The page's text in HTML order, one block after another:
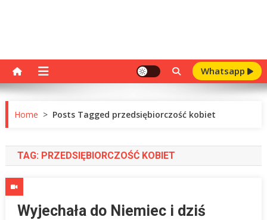
Whatsapp
Home > Posts Tagged przedsiębiorczość kobiet
TAG: PRZEDSIĘBIORCZOŚĆ KOBIET
Wyjechała do Niemiec i dziś